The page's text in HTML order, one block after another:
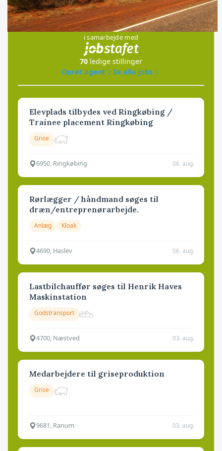
Jobs
i samarbejde med
70 ledige stillinger
Opret agent
Se alle jobs
Elevplads tilbydes ved Ringkøbing /
Trainee placement Ringkøbing
Grise
6950, Ringkøbing 06. aug.
Rørlægger / håndmand søges til
dræn/entreprenørarbejde.
Anlæg Kloak
4690, Haslev 06. aug.
Lastbilchauffør søges til Henrik Haves
Maskinstation
Godstransport
4700, Næstved 03. aug.
Medarbejdere til griseproduktion
Grise
9681, Ranum 03. aug.